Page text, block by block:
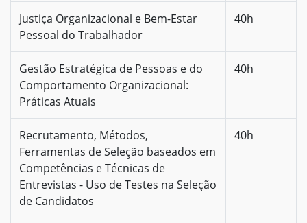
Justiça Organizacional e Bem-Estar
Pessoal do Trabalhador
40h
Gestão Estratégica de Pessoas e do
Comportamento Organizacional:
Práticas Atuais
40h
Recrutamento, Métodos,
Ferramentas de Seleção baseados em
Competências e Técnicas de
Entrevistas - Uso de Testes na Seleção
de Candidatos
40h